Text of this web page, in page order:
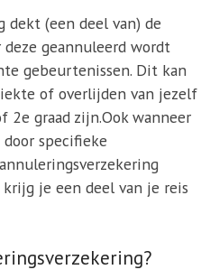
dekt (een deel van) de
geannuleerd wordt
gebeurtenissen. Dit kan
of overlijden van jezelf
graad zijn.Ook wanneer
specifieke
je een deel van je reis